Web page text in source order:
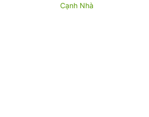
Cạnh Nhà